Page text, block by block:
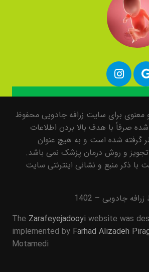
برای سایت زرافه جادویی محفوظ
صرفاً با هدف بالا بردن اطلاعات
گرفته شده است و به هیچ عنوان
و روش درمان پزشک نمی باشد.
با ذکر منبع و نشانی اینترنتی سایت
جادویی – 1402
The Zarafeyejadooyi website was
implemented by Farhad Alizadeh
Motamedi